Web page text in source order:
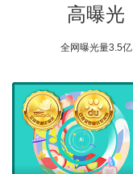
高曝光
全网曝光量3.5亿